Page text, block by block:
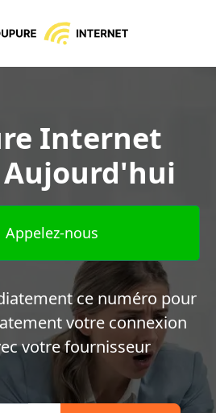
Internet
Appelez-nous
ce numéro pour
votre connexion
votre fournisseur